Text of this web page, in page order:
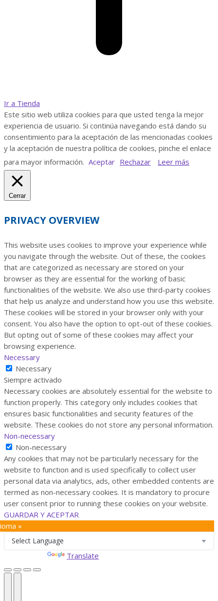
Ir a Tienda
Este sitio web utiliza cookies para que usted tenga la mejor
experiencia de usuario. Si continúa navegando está dando su
consentimiento para la aceptación de las mencionadas cookies
y la aceptación de nuestra política de cookies, pinche el enlace
para mayor información. Aceptar Rechazar Leer más
Cerrar
PRIVACY OVERVIEW
This website uses cookies to improve your experience while
you navigate through the website. Out of these, the cookies
that are categorized as necessary are stored on your
browser as they are essential for the working of basic
functionalities of the website. We also use third-party cookies
that help us analyze and understand how you use this website.
These cookies will be stored in your browser only with your
consent. You also have the option to opt-out of these cookies.
But opting out of some of these cookies may affect your
browsing experience.
Necessary
Necessary
Siempre activado
Necessary cookies are absolutely essential for the website to
function properly. This category only includes cookies that
ensures basic functionalities and security features of the
website. These cookies do not store any personal information.
Non-necessary
Non-necessary
Any cookies that may not be particularly necessary for the
website to function and is used specifically to collect user
personal data via analytics, ads, other embedded contents are
termed as non-necessary cookies. It is mandatory to procure
user consent prior to running these cookies on your website.
GUARDAR Y ACEPTAR
»
Translate